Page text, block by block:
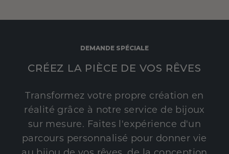
DEMANDE SPÉCIALE
CRÉEZ LA PIÈCE DE VOS RÊVES
Transformez votre propre création en
réalité grâce à notre service de bijoux
sur mesure. Faites l'expérience d'un
parcours personnalisé pour donner vie